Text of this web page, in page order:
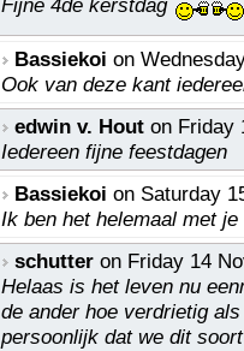
Fijne 4de kerstdag
Bassiekoi on
Ook van deze kant
edwin v. Hout on Friday
Iedereen fijne feestdagen
Bassiekoi on Saturday
Ik ben het helemaal met
schutter on Friday 14
Helaas is het leven nu
de ander hoe verdrietig
persoonlijk dat we dit